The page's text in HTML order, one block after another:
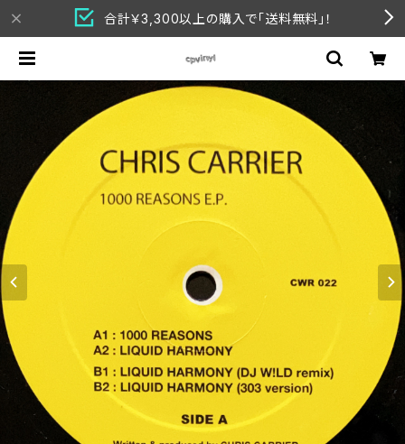
合計￥3,300以上の購入で「送料無料」！